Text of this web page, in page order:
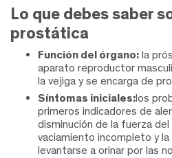
Lo que debes saber
prostática
Función del órgano: la
aparato reproductor
la vejiga y se encarga de
Síntomas iniciales:los
primeros indicadores de
disminución de la fuerza
vaciamiento incompleto y
levantarse a orinar por las